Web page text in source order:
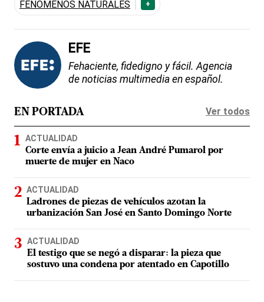
FENÓMENOS NATURALES +
EFE
Fehaciente, fidedigno y fácil. Agencia
de noticias multimedia en español.
EN PORTADA Ver todos
ACTUALIDAD
Corte envía a juicio a Jean André Pumarol por
muerte de mujer en Naco
ACTUALIDAD
Ladrones de piezas de vehículos azotan la
urbanización San José en Santo Domingo Norte
ACTUALIDAD
El testigo que se negó a disparar: la pieza que
sostuvo una condena por atentado en Capotillo